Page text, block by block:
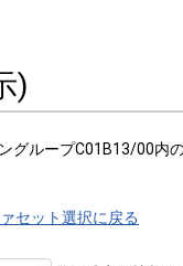
)
グループC01B13/00内
セット選択に戻る